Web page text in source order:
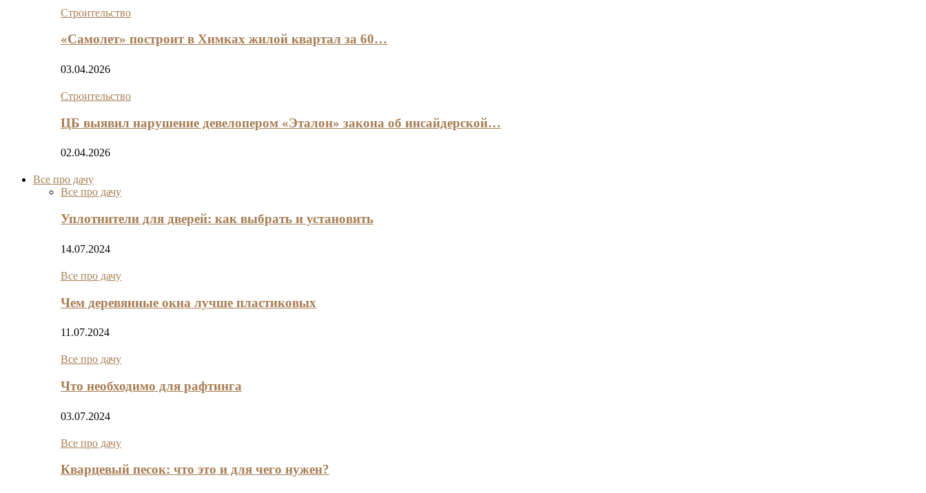
Строительство
«Самолет» построит в Химках жилой квартал за 60…
03.04.2026
Строительство
ЦБ выявил нарушение девелопером «Эталон» закона об инсайдерской…
02.04.2026
Все про дачу
Все про дачу
Уплотнители для дверей: как выбрать и установить
14.07.2024
Все про дачу
Чем деревянные окна лучше пластиковых
11.07.2024
Все про дачу
Что необходимо для рафтинга
03.07.2024
Все про дачу
Кварцевый песок: что это и для чего нужен?